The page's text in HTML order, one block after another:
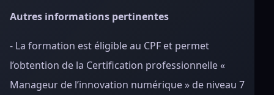
Autres informations pertinentes
- La formation est éligible au CPF et permet
l’obtention de la Certification professionnelle «
Manageur de l’innovation numérique » de niveau 7